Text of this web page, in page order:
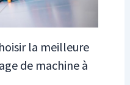
la meilleure
de machine à